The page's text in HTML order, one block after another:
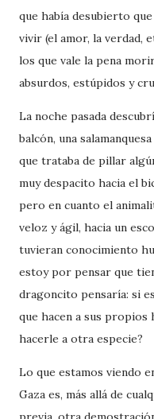
que había desubierto
vivir (el amor, la verdad,
los que vale la pena
absurdos, estúpidos y
La noche pasada
balcón, una
que trataba de pillar
muy despacito hacia el
pero en cuanto el
veloz y ágil, hacia un
tuvieran conocimiento
estoy por pensar que
dragoncito pensaría: si
que hacen a sus propios
hacerle a otra especie?
Lo que estamos viendo
Gaza es, más allá de